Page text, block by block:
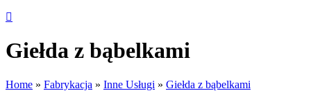
Giełda z bąbelkami
Home » Fabrykacja » Inne Usługi » Giełda z bąbelkami